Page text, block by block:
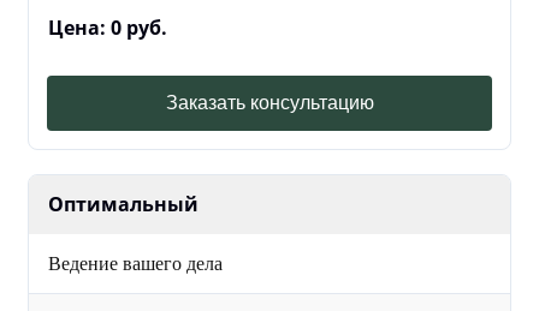
Цена: 0 руб.
Заказать консультацию
Оптимальный
Ведение вашего дела